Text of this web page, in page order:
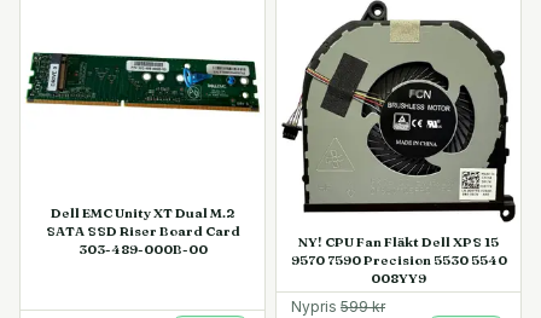
Dell EMC Unity XT Dual M.2
SATA SSD Riser Board Card
303-489-000B-00
NY! CPU Fan Fläkt Dell XPS 15
9570 7590 Precision 5530 5540
008YY9
Nypris 599kr